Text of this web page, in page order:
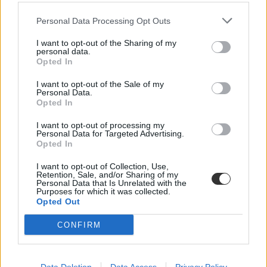
Personal Data Processing Opt Outs
I want to opt-out of the Sharing of my
personal data.
Opted In
I want to opt-out of the Sale of my
Personal Data.
Opted In
I want to opt-out of processing my
Personal Data for Targeted Advertising.
Opted In
I want to opt-out of Collection, Use,
Retention, Sale, and/or Sharing of my
Personal Data that Is Unrelated with the
Purposes for which it was collected.
Opted Out
CONFIRM